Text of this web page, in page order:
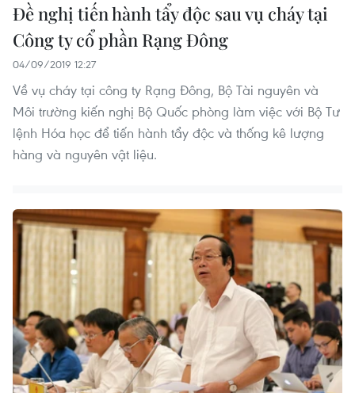
Đề nghị tiến hành tẩy độc sau vụ cháy tại
Công ty cổ phần Rạng Đông
04/09/2019 12:27
Về vụ cháy tại công ty Rạng Đông, Bộ Tài nguyên và
Môi trường kiến nghị Bộ Quốc phòng làm việc với Bộ Tư
lệnh Hóa học để tiến hành tẩy độc và thống kê lượng
hàng và nguyên vật liệu.